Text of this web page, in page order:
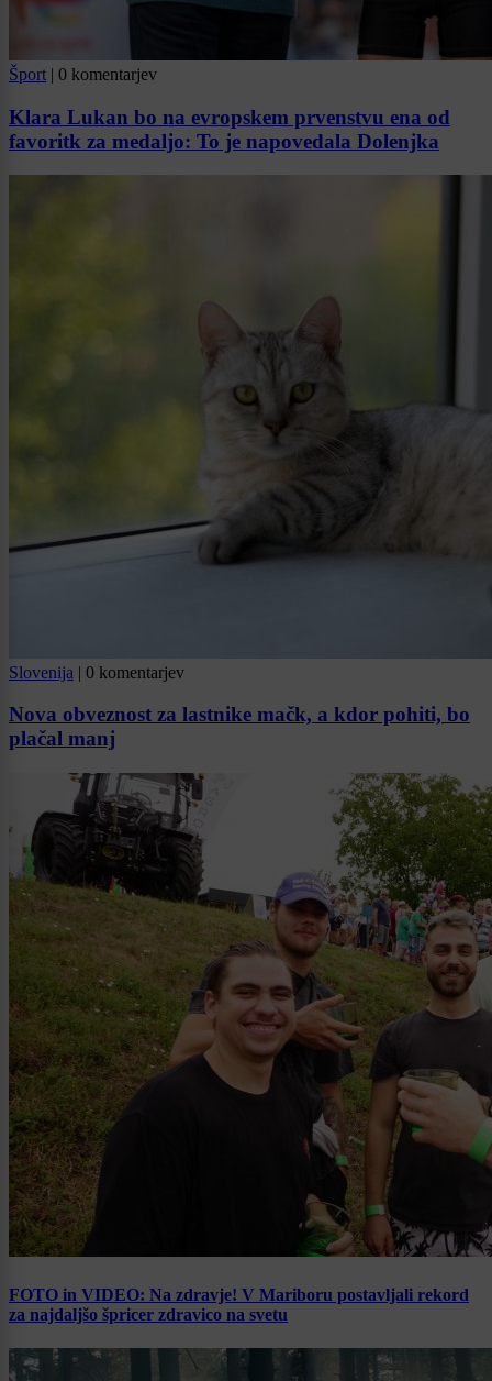
Šport | 0 komentarjev
Klara Lukan bo na evropskem prvenstvu ena od
favoritk za medaljo: To je napovedala Dolenjka
Slovenija | 0 komentarjev
Nova obveznost za lastnike mačk, a kdor pohiti, bo
plačal manj
FOTO in VIDEO: Na zdravje! V Mariboru postavljali rekord
za najdaljšo špricer zdravico na svetu